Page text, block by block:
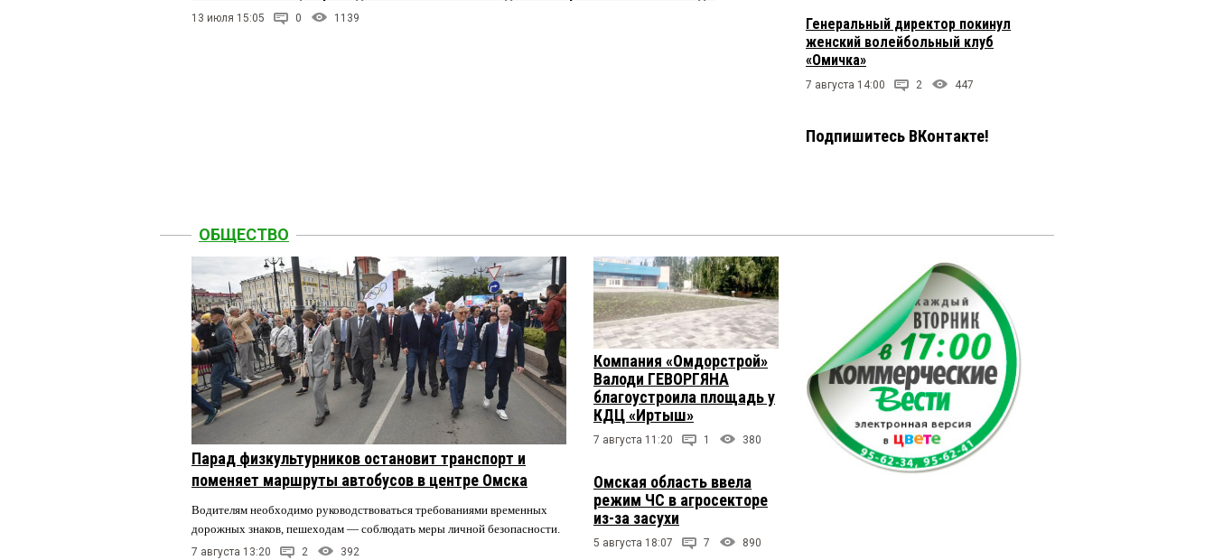
13 июля 15:05 0 1139
Генеральный директор покинул
женский волейбольный клуб
«Омичка»
7 августа 14:00 2 447
Подпишитесь ВКонтакте!
ОБЩЕСТВО
Парад физкультурников остановит транспорт и
поменяет маршруты автобусов в центре Омска
Водителям необходимо руководствоваться требованиями временных
дорожных знаков, пешеходам — соблюдать меры личной безопасности.
7 августа 13:20 2 392
Компания «Омдорстрой»
Валоди ГЕВОРГЯНА
благоустроила площадь у
КДЦ «Иртыш»
7 августа 11:20 1 380
Омская область ввела
режим ЧС в агросекторе
из-за засухи
5 августа 18:07 7 890